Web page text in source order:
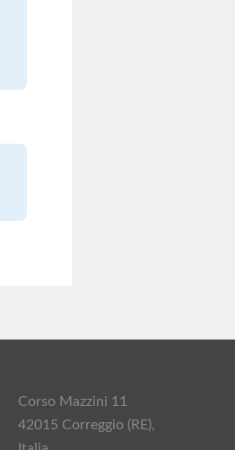
Corso Mazzini 11
42015 Correggio (RE),